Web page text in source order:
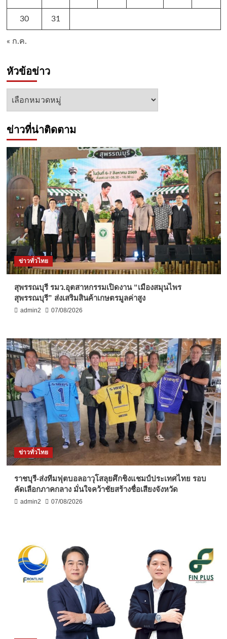
30 31
« ก.ค.
หัวข้อข่าว
หัวข้อ
ข่าวที่น่าติดตาม
ข่าวทั่วไทย
สุพรรณบุรี รมว.อุตสาหกรรมเปิดงาน “เมืองสมุนไพร
สุพรรณบุรี” ส่งเสริมสินค้าเกษตรมูลค่าสูง
admin2 07/08/2026
ข่าวทั่วไทย
ราชบุรี-ส่งทีมฟุตบอลอาวุโสลุยศึกชิงแชมป์ประเทศไทย รอบ
คัดเลือกภาคกลาง มั่นใจคว้าชัยสร้างชื่อเสียงจังหวัด
admin2 07/08/2026